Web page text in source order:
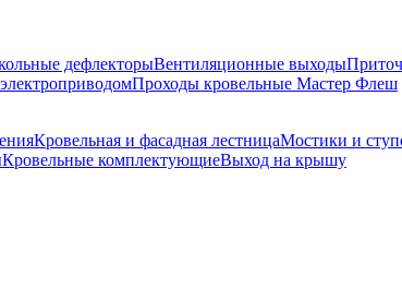
дефлекторыВентиляционные выходы
Проходы кровельные Мастер Флеш
Кровельная и фасадная лестницаМостики и
Кровельные комплектующиеВыход на крышу